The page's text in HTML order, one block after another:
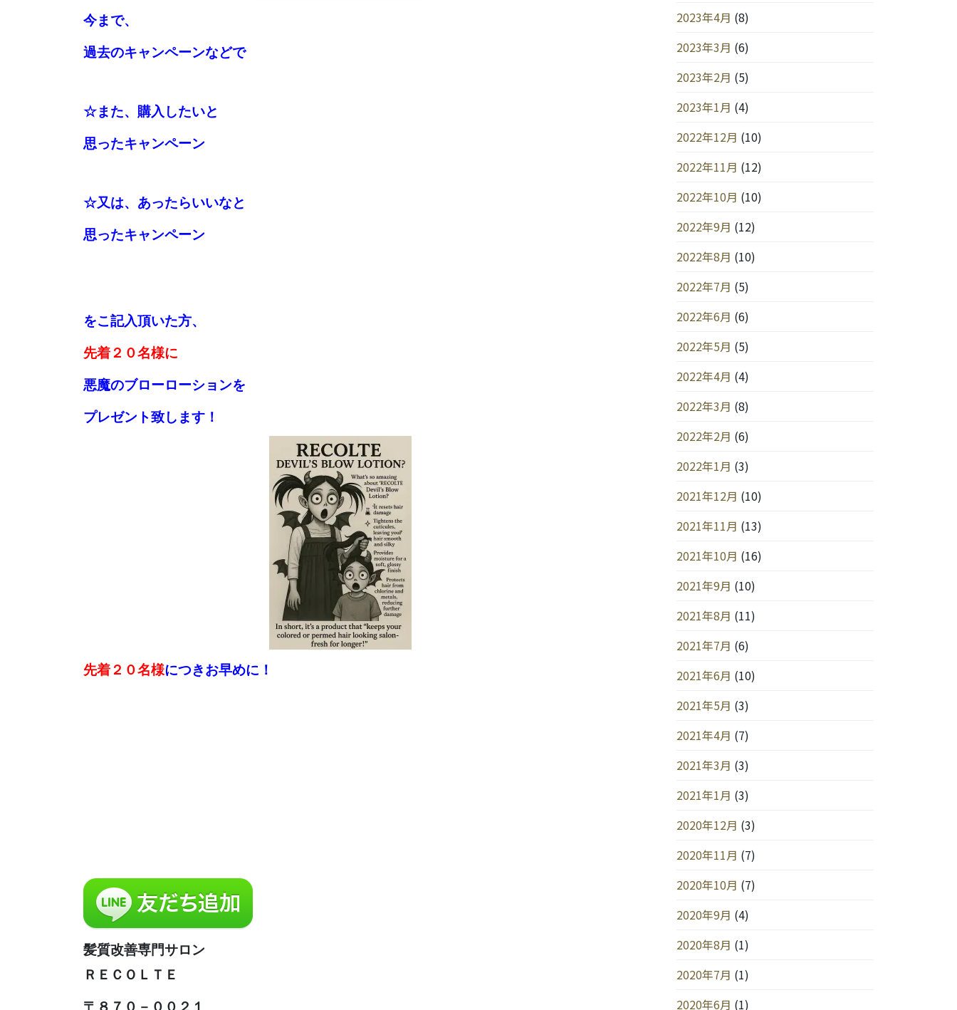
今まで、
過去のキャンペーンなどで
☆また、購入したいと
思ったキャンペーン
☆又は、あったらいいなと
思ったキャンペーン
をこ記入頂いた方、
先着２０名様に
悪魔のブローローションを
プレゼント致します！
先着２０名様につきお早めに！
髪質改善専門サロン
ＲＥＣＯＬＴＥ
〒８７０－００２１
2023年4月 (8)
2023年3月 (6)
2023年2月 (5)
2023年1月 (4)
2022年12月 (10)
2022年11月 (12)
2022年10月 (10)
2022年9月 (12)
2022年8月 (10)
2022年7月 (5)
2022年6月 (6)
2022年5月 (5)
2022年4月 (4)
2022年3月 (8)
2022年2月 (6)
2022年1月 (3)
2021年12月 (10)
2021年11月 (13)
2021年10月 (16)
2021年9月 (10)
2021年8月 (11)
2021年7月 (6)
2021年6月 (10)
2021年5月 (3)
2021年4月 (7)
2021年3月 (3)
2021年1月 (3)
2020年12月 (3)
2020年11月 (7)
2020年10月 (7)
2020年9月 (4)
2020年8月 (1)
2020年7月 (1)
2020年6月 (1)